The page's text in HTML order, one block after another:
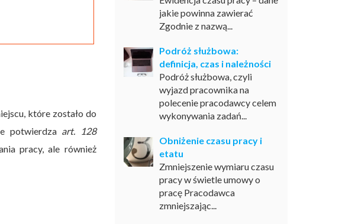
które zostało do
potwierdza art. 128
pracy, ale również
jakie powinna zawierać
Zgodnie z nazwą...
Podróż służbowa:
definicja, czas i należności
Podróż służbowa, czyli
wyjazd pracownika na
polecenie pracodawcy celem
wykonywania zadań...
Obniżenie czasu pracy i
etatu
Zmniejszenie wymiaru czasu
pracy w świetle umowy o
pracę Pracodawca
zmniejszając...